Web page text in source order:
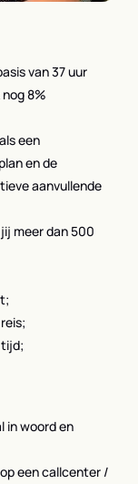
van 37 uur
8%
een
en de
aanvullende
meer dan 500
in woord en
een callcenter /